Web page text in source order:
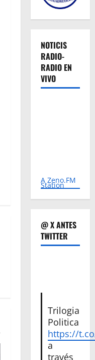
NOTICIS
RADIO-
RADIO EN
VIVO
A Zeno.FM
Station
@ X ANTES
TWITTER
Trilogia
Politica
https://
a
través